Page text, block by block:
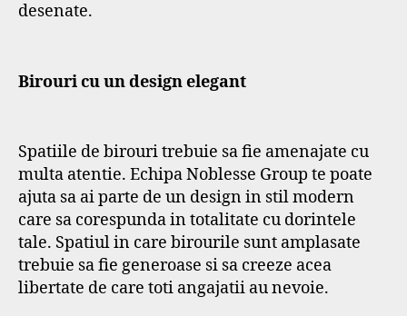
desenate.
Birouri cu un design elegant
Spatiile de birouri trebuie sa fie amenajate cu
multa atentie. Echipa Noblesse Group te poate
ajuta sa ai parte de un design in stil modern
care sa corespunda in totalitate cu dorintele
tale. Spatiul in care birourile sunt amplasate
trebuie sa fie generoase si sa creeze acea
libertate de care toti angajatii au nevoie.